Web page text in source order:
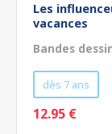
Les
vacances
Bandes
dès 7 ans
12.95 €